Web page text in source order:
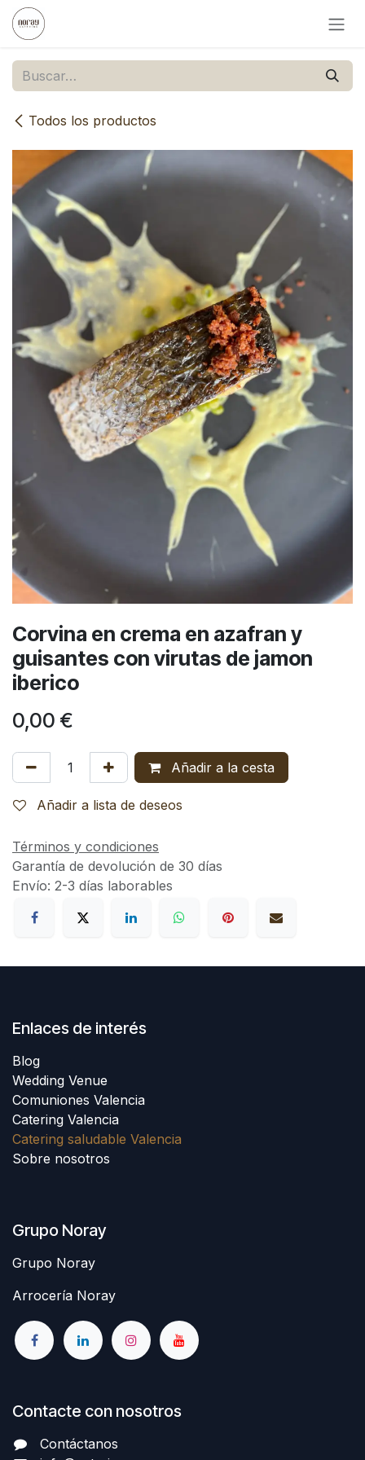
Ir al contenido
Todos los productos
Corvina en crema en azafran y
guisantes con virutas de jamon
iberico
0,00 €
Añadir a la cesta
Añadir a lista de deseos
Términos y condiciones
Garantía de devolución de 30 días
Envío: 2-3 días laborables
Enlaces de interés
Blog
Wedding Venue
Comuniones Valencia
Catering Valencia
Catering saludable Valencia
Sobre nosotros
Grupo Noray
Grupo Noray
Arrocería Noray
Contacte con nosotros
Contáctanos